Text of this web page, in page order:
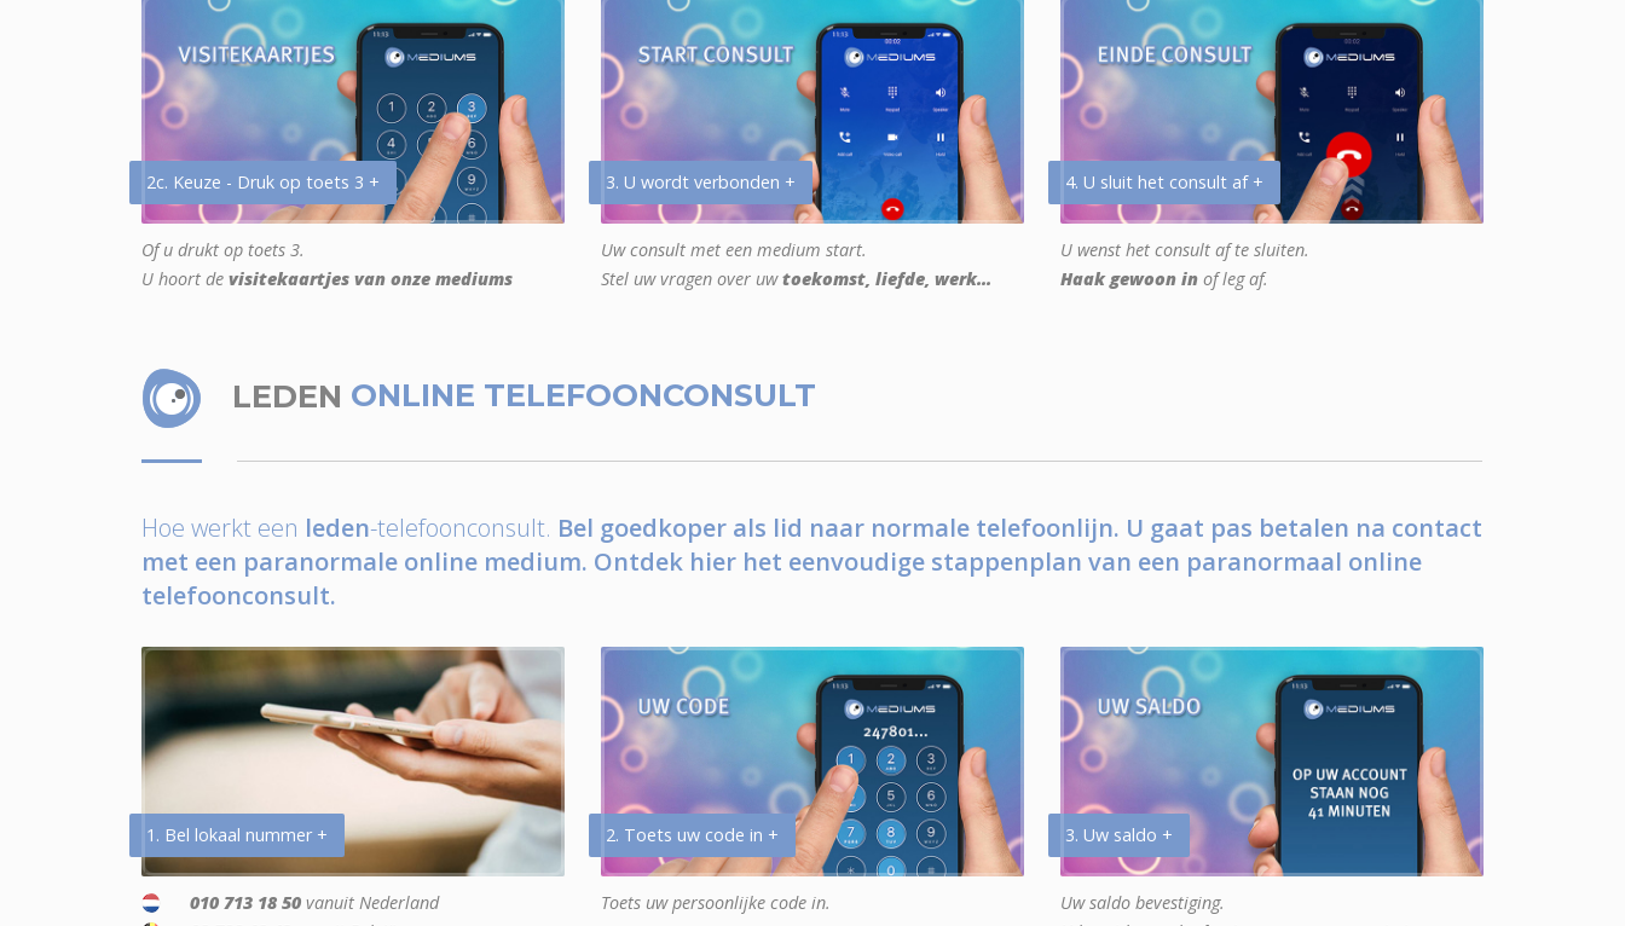
2c. Keuze - Druk op toets 3 +
Of u drukt op toets 3.
U hoort de visitekaartjes van onze mediums
3. U wordt verbonden +
Uw consult met een medium start.
Stel uw vragen over uwtoekomst, liefde, werk...
4. U sluit het consult af +
U wenst het consult af te sluiten.
Haak gewoon in of leg af.
LEDEN ONLINE TELEFOONCONSULT
Hoe werkt een leden-telefoonconsult. Bel goedkoper als lid naar normale telefoonlijn. U gaat pas betalen na contact
met een paranormale online medium. Ontdek hier het eenvoudige stappenplan van een paranormaal online
telefoonconsult.
1. Bel lokaal nummer +
010 713 18 50 vanuit Nederland
2. Toets uw code in +
Toets uw persoonlijke code in.
3. Uw saldo +
Uw saldo bevestiging.